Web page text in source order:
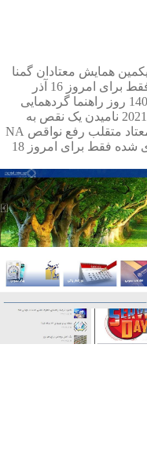
همایش معتادان گمنا
برای امروز 16 آذر
روز راهنما گردهمایی
نامیدن یک نقص به
متقلب رفع نواقص NA
⁯شده
فقط برای امروز 18